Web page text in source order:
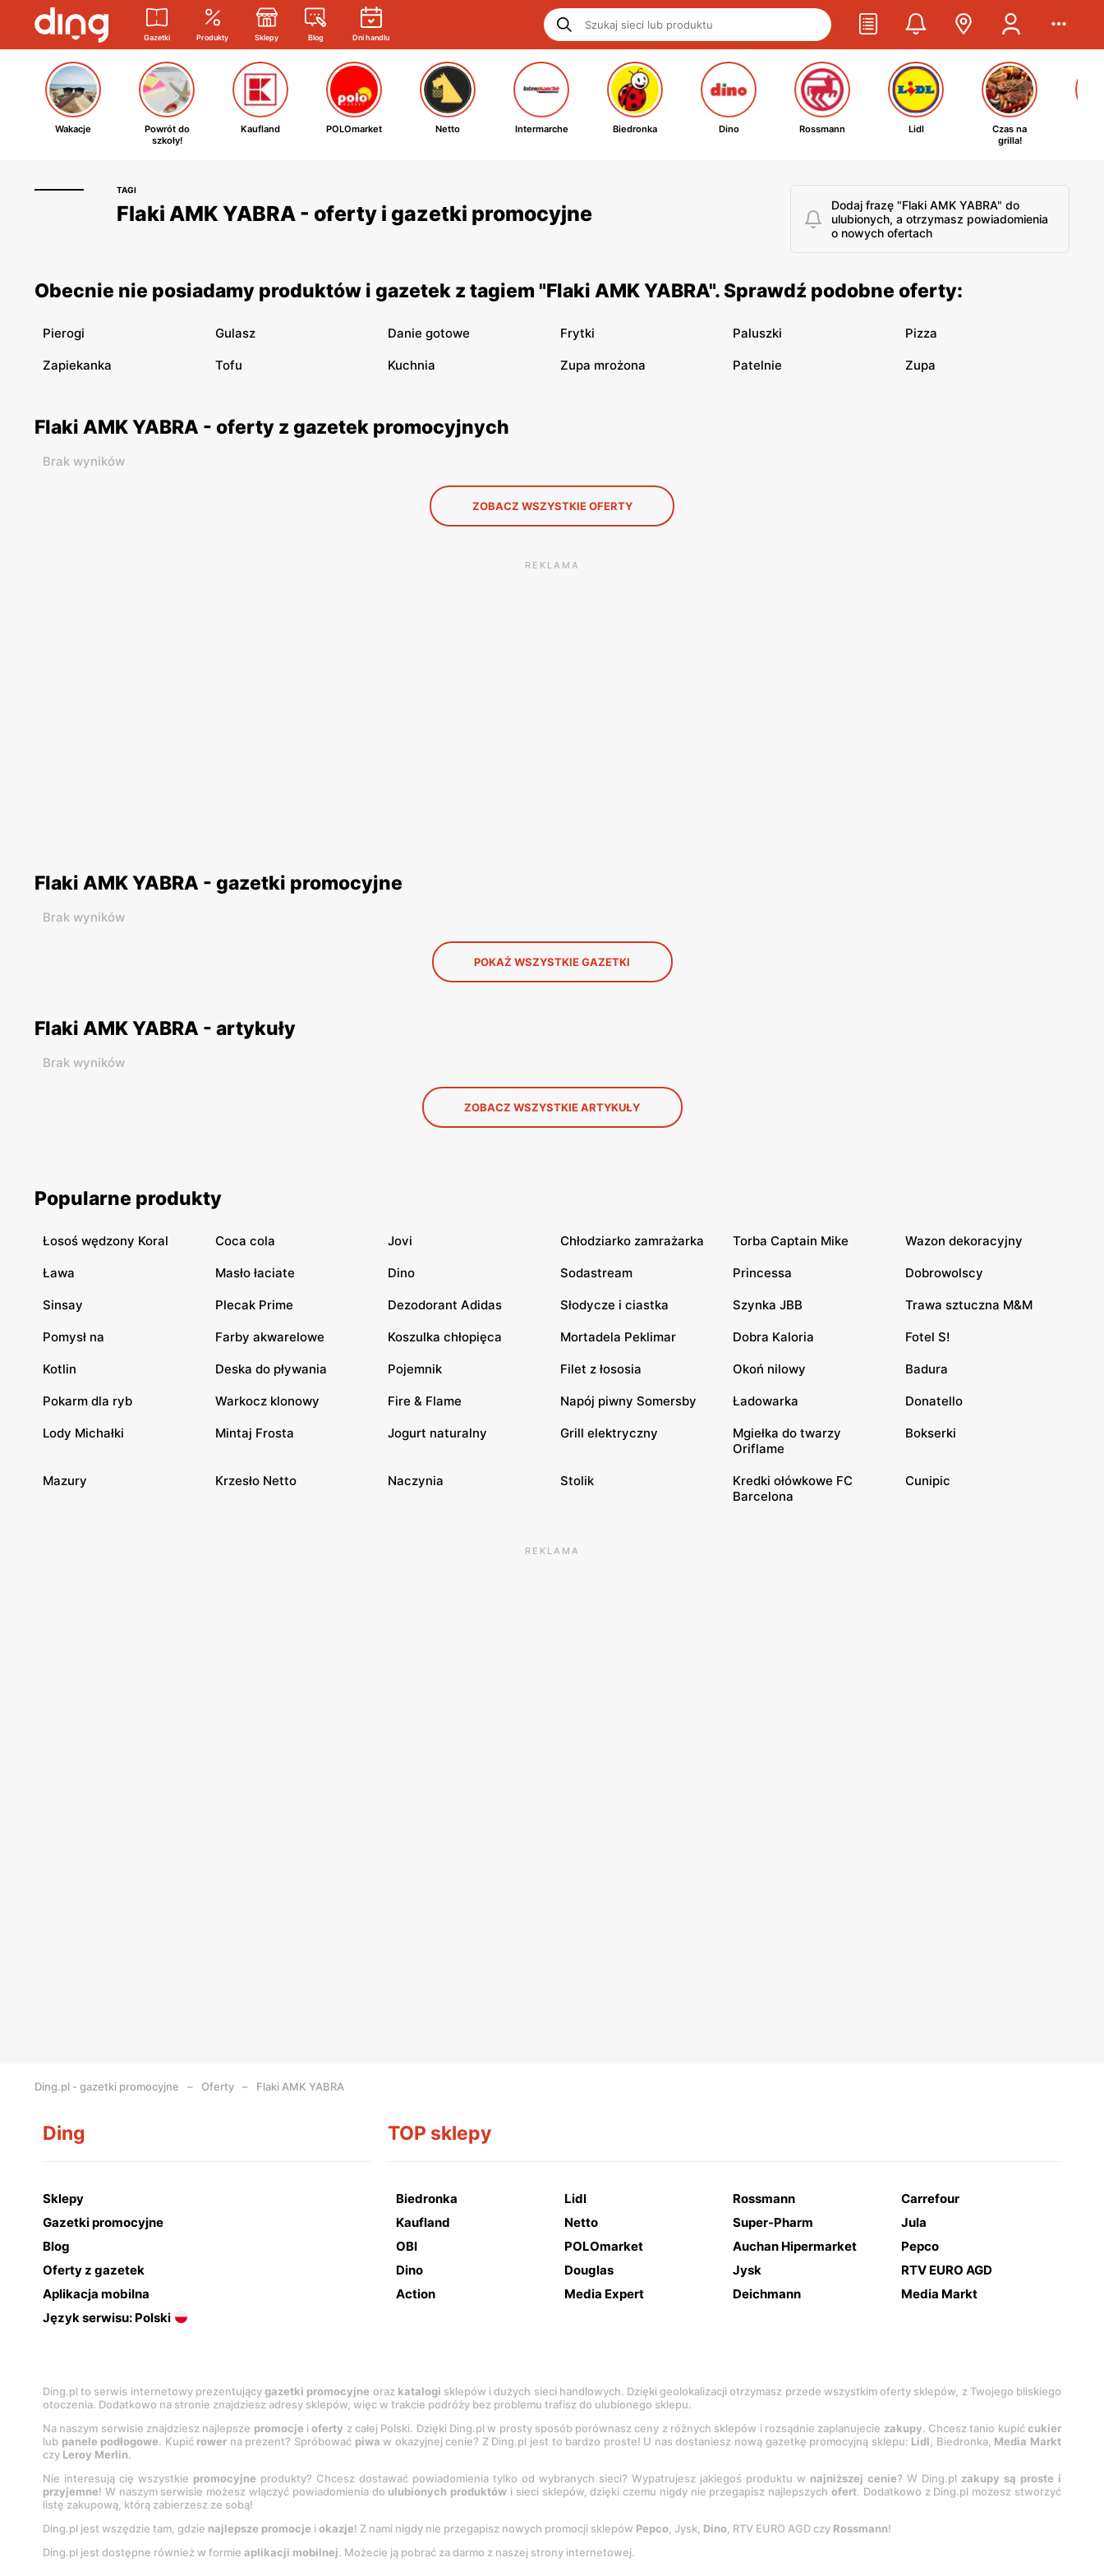
Gazetki Produkty Sklepy Blog Dni handlu
Wakacje
Powrót do
szkoły!
Kaufland POLOmarket Netto Intermarche Biedronka Dino Rossmann Lidl
Czas na
grilla!
TAGI
Flaki AMK YABRA - oferty i gazetki promocyjne
Dodaj frazę "Flaki AMK YABRA" do
ulubionych, a otrzymasz powiadomienia
o nowych ofertach
Obecnie nie posiadamy produktów i gazetek z tagiem "Flaki AMK YABRA". Sprawdź podobne oferty:
Pierogi Gulasz Danie gotowe Frytki Paluszki Pizza
Zapiekanka Tofu Kuchnia Zupa mrożona Patelnie Zupa
Flaki AMK YABRA - oferty z gazetek promocyjnych
Brak wyników
ZOBACZ WSZYSTKIE OFERTY
REKLAMA
Flaki AMK YABRA - gazetki promocyjne
Brak wyników
POKAŻ WSZYSTKIE GAZETKI
Flaki AMK YABRA - artykuły
Brak wyników
ZOBACZ WSZYSTKIE ARTYKUŁY
Popularne produkty
Łosoś wędzony Koral Coca cola Jovi Chłodziarko zamrażarka Torba Captain Mike Wazon dekoracyjny
Ława Masło łaciate Dino Sodastream Princessa Dobrowolscy
Sinsay Plecak Prime Dezodorant Adidas Słodycze i ciastka Szynka JBB Trawa sztuczna M&M
Pomysł na Farby akwarelowe Koszulka chłopięca Mortadela Peklimar Dobra Kaloria Fotel S!
Kotlin Deska do pływania Pojemnik Filet z łososia Okoń nilowy Badura
Pokarm dla ryb Warkocz klonowy Fire & Flame Napój piwny Somersby Ładowarka Donatello
Lody Michałki Mintaj Frosta Jogurt naturalny Grill elektryczny
Mgiełka do twarzy
Oriflame
Bokserki
Mazury Krzesło Netto Naczynia Stolik
Kredki ołówkowe FC
Barcelona
Cunipic
REKLAMA
Ding.pl - gazetki promocyjne Oferty Flaki AMK YABRA
Ding
Sklepy
Gazetki promocyjne
Blog
Oferty z gazetek
Aplikacja mobilna
Język serwisu: Polski
TOP sklepy
Biedronka Lidl Rossmann
Carrefour
Kaufland
Netto Super-Pharm
Jula
OBI
POLOmarket Auchan Hipermarket
Pepco
Dino
Douglas Jysk
RTV EURO AGD
Action
Media Expert Deichmann Media Markt
Ding.pl to serwis internetowy prezentującygazetki promocyjne oraz katalogi sklepów i dużych sieci handlowych. Dzięki geolokalizacji otrzymasz przede wszystkim oferty sklepów, z Twojego bliskiego
otoczenia. Dodatkowo na stronie znajdziesz adresy sklepów, więc w trakcie podróży bez problemu trafisz do ulubionego sklepu.
Na naszym serwisie znajdziesz najlepsze promocje ioferty z całej Polski. Dzięki Ding.pl w prosty sposób porównasz ceny z różnych sklepów i rozsądnie zaplanujecie zakupy. Chcesz tanio kupićcukier
lub panele podłogowe. Kupić rower na prezent? Spróbować piwa w okazyjnej cenie? Z Ding.pl jest to bardzo proste! U nas dostaniesz nową gazetkę promocyjną sklepu: Lidl, Biedronka, Media Markt
czy Leroy Merlin.
Nie interesują cię wszystkie promocyjne produkty? Chcesz dostawać powiadomienia tylko od wybranych sieci? Wypatrujesz jakiegoś produktu w najniższej cenie? W Ding.pl zakupy są proste i
przyjemne! W naszym serwisie możesz włączyć powiadomienia do ulubionych produktów i sieci sklepów, dzięki czemu nigdy nie przegapisz najlepszychofert. Dodatkowo z Ding.pl możesz stworzyć
listę zakupową, którą zabierzesz ze sobą!
Ding.pl jest wszędzie tam, gdzie najlepsze promocje i okazje! Z nami nigdy nie przegapisz nowych promocji sklepów Pepco, Jysk, Dino, RTV EURO AGD czy Rossmann!
Ding.pl jest dostępne również w formie aplikacji mobilnej. Możecie ją pobrać za darmo z naszej strony internetowej.